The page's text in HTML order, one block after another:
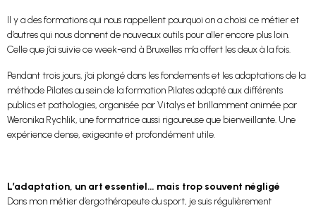
Il y a des formations qui nous rappellent pourquoi on a choisi ce métier et
d’autres qui nous donnent de nouveaux outils pour aller encore plus loin.
Celle que j’ai suivie ce week-end à Bruxelles m’a offert les deux à la fois.
Pendant trois jours, j’ai plongé dans les fondements et les adaptations de la
méthode Pilates au sein de la formation Pilates adapté aux différents
publics et pathologies, organisée par Vitalys et brillamment animée par
Weronika Rychlik, une formatrice aussi rigoureuse que bienveillante. Une
expérience dense, exigeante et profondément utile.
L’adaptation, un art essentiel… mais trop souvent négligé
Dans mon métier d’ergothérapeute du sport, je suis régulièrement